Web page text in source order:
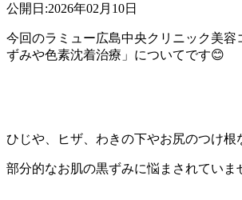
公開日:2026年02月10日
今回のラミュー広島中央クリニック美容
ずみや色素沈着治療」についてです😊
ひじや、ヒザ、わきの下やお尻のつけ根
部分的なお肌の黒ずみに悩まされていま